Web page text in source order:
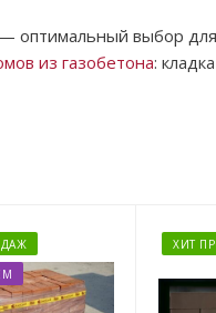
оптимальный выбор
из газобетона:
ХИТ